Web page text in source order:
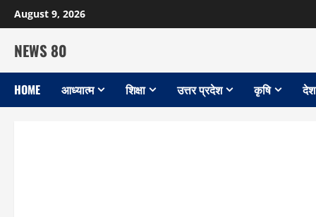
Skip
to
content
August 9, 2026
NEWS 80
HOME आध्यात्म शिक्षा उत्तर प्रदेश कृषि